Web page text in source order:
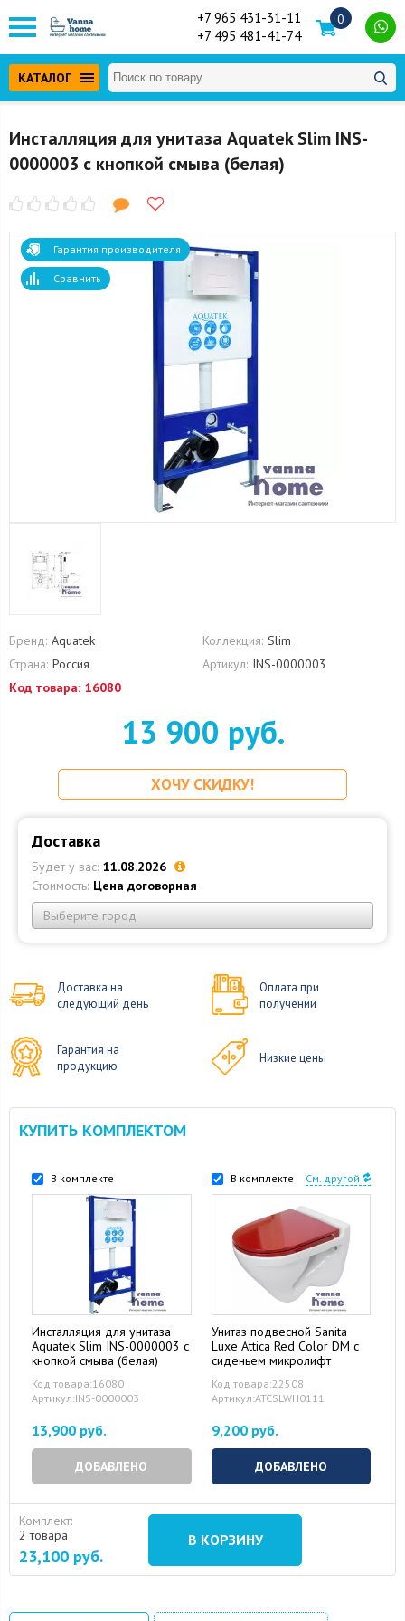
+7 965 431-31-11
+7 495 481-41-74
0
КАТАЛОГ
Инсталляция для унитаза Aquatek Slim INS-
0000003 с кнопкой смыва (белая)
Гарантия производителя
Сравнить
Бренд: Aquatek Коллекция: Slim
Страна: Россия Артикул: INS-0000003
Код товара: 16080
13 900 руб.
ХОЧУ СКИДКУ!
Доставка
Будет у вас: 11.08.2026
Стоимость: Цена договорная
Выберите город
Доставка на
следующий день
Оплата при
получении
Гарантия на
продукцию
Низкие цены
КУПИТЬ КОМПЛЕКТОМ
В комплекте
Инсталляция для унитаза
Aquatek Slim INS-0000003 с
кнопкой смыва (белая)
Код товара:16080
Артикул:INS-0000003
13,900 руб.
ДОБАВЛЕНО
В комплекте См. другой
Унитаз подвесной Sanita
Luxe Attica Red Color DM с
сиденьем микролифт
Код товара:22508
Артикул:ATCSLWH0111
9,200 руб.
ДОБАВЛЕНО
Комплект:
2 товара
23,100 руб.
В КОРЗИНУ